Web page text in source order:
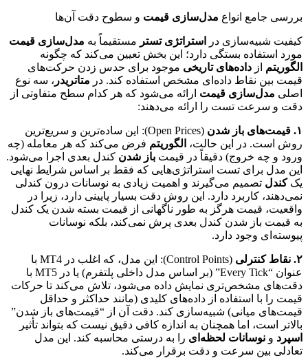
بررسی جامع انواع مدل‌سازی قیمت و سطوح دقت آن‌ها
کیفیت شبیه‌سازی در استراتژی تستر مستقیماً به مدل‌سازی قیمت
مورد استفاده بستگی دارد؛ این بخش تعیین می‌کند که چگونه
الگوریتم از داده‌های تاریخی موجود برای حدس زدن حرکت‌های
قیمت بین نقاط داده‌ای مشخص استفاده کند. در متاتریدر ، سه نوع
اصلی مدل‌سازی قیمت ارائه می‌شود که هر کدام سطح متفاوتی از
دقت و سرعت تست را ارائه می‌دهند:
۱. قیمت‌های باز شدن
(Open Prices): این ساده‌ترین و سریع‌ترین
روش است. در این حالت، الگوریتم فرض می‌کند که هر معامله (چه
ورود و چه خروج) دقیقاً در قیمت باز شدن کندل بعدی اجرا می‌شود.
این مدل برای تست استراتژی‌هایی که فقط بر اساس شرایط نهایی
یککندل تصمیم می‌گیرند و اهمیت زیادی به نوسانات درون کندلی
نمی‌دهند، کاربرد دارد. این روش دقت بسیار پایینی دارد، زیرا در
واقعیت، قیمت هرگز به طور ناگهانی از قیمت بسته شدن یک کندل
به قیمت باز شدن کندل بعدی پرش نمی‌کند، بلکه نوسانات
پیوسته‌ای وجود دارد.
۲. نقاط کنترلی
(Control Points): این مدل، که اغلب در MT4 با
عنوان “Every Tick” (بر اساس مدل داخلی پلتفرم) یا در MT5 با
دقت‌های مشخص‌تری نمایش داده می‌شود، تلاش می‌کند تا حرکات
قیمت را با استفاده از داده‌های کلیدی (مانند حداکثر و حداقل
قیمت‌های میانی) شبیه‌سازی کند. دقت آن از “قیمت‌های باز شدن”
بالاتر است، اما همچنان به اندازه کافی دقیق نیست که بتواند تأثیر
اسپرد و نوسانات لحظه‌ای را به درستی محاسبه کند. این مدل
تعادلی بین سرعت و دقت برقرار می‌کند.